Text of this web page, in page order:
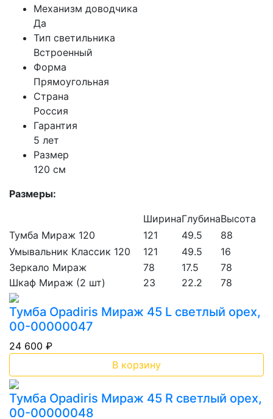
Механизм доводчика
Да
Тип светильника
Встроенный
Форма
Прямоугольная
Страна
Россия
Гарантия
5 лет
Размер
120 см
Размеры:
ШиринаГлубинаВысота
Тумба Мираж 120
121 49.5
88
Умывальник Классик 120
121 49.5
16
Зеркало Мираж
78 17.5
78
Шкаф Мираж (2 шт)
23 22.2 78
Тумба Opadiris Мираж 45 L светлый орех,
00-00000047
24 600 ₽
В корзину
Тумба Opadiris Мираж 45 R светлый орех,
00-00000048